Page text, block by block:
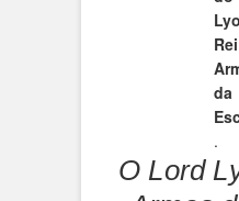
da
.
O Lord